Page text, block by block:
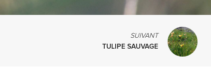
SUIVANT
TULIPE SAUVAGE